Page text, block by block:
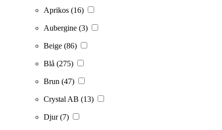
Aprikos (16)
Aubergine (3)
Beige (86)
Blå (275)
Brun (47)
Crystal AB (13)
Djur(7)